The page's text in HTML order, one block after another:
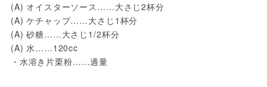
(A) オイスターソース……大さじ2杯分
(A) ケチャップ……大さじ1杯分
(A) 砂糖……大さじ1/2杯分
(A) 水……120cc
・水溶き片栗粉……適量